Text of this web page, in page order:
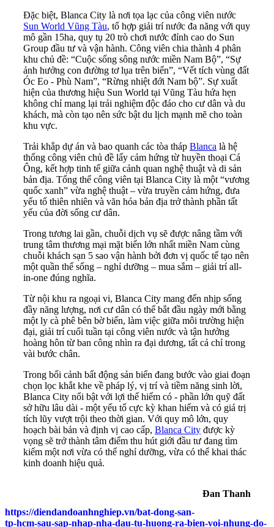
Đặc biệt, Blanca City là nơi tọa lạc của công viên nước
Sun World Vũng Tàu, tổ hợp giải trí nước đa năng với quy
mô gần 15ha, quy tụ 20 trò chơi nước đỉnh cao do Sun
Group đầu tư và vận hành. Công viên chia thành 4 phân
khu chủ đề: “Cuộc sống sông nước miền Nam Bộ”, “Sự
ảnh hưởng con đường tơ lụa trên biển”, “Vết tích vùng đất
Óc Eo - Phù Nam”, “Rừng nhiệt đới Nam bộ”. Sự xuất
hiện của thương hiệu Sun World tại Vũng Tàu hứa hẹn
không chỉ mang lại trải nghiệm độc đáo cho cư dân và du
khách, mà còn tạo nên sức bật du lịch mạnh mẽ cho toàn
khu vực.
Trải khắp dự án và bao quanh các tòa tháp Blanca là hệ
thống công viên chủ đề lấy cảm hứng từ huyền thoại Cá
Ông, kết hợp tinh tế giữa cảnh quan nghệ thuật và di sản
bản địa. Tổng thể công viên tại Blanca City là một “vương
quốc xanh” vừa nghệ thuật – vừa truyền cảm hứng, đưa
yếu tố thiên nhiên và văn hóa bản địa trở thành phần tất
yếu của đời sống cư dân.
Trong tương lai gần, chuỗi dịch vụ sẽ được nâng tầm với
trung tâm thương mại mặt biển lớn nhất miền Nam cùng
chuỗi khách sạn 5 sao vận hành bởi đơn vị quốc tế tạo nên
một quần thể sống – nghỉ dưỡng – mua sắm – giải trí all-
in-one đúng nghĩa.
Từ nội khu ra ngoại vi, Blanca City mang đến nhịp sống
đầy năng lượng, nơi cư dân có thể bắt đầu ngày mới bằng
một ly cà phê bên bờ biển, làm việc giữa môi trường hiện
đại, giải trí cuối tuần tại công viên nước và tận hưởng
hoàng hôn từ ban công nhìn ra đại dương, tất cả chỉ trong
vài bước chân.
Trong bối cảnh bất động sản biển đang bước vào giai đoạn
chọn lọc khắt khe về pháp lý, vị trí và tiềm năng sinh lời,
Blanca City nổi bật với lợi thế hiếm có - phần lớn quỹ đất
sở hữu lâu dài - một yếu tố cực kỳ khan hiếm và có giá trị
tích lũy vượt trội theo thời gian. Với quy mô lớn, quy
hoạch bài bản và định vị cao cấp, Blanca City được kỳ
vọng sẽ trở thành tâm điểm thu hút giới đầu tư đang tìm
kiếm một nơi vừa có thể nghỉ dưỡng, vừa có thể khai thác
kinh doanh hiệu quả.
Đan Thanh
https://diendandoanhnghiep.vn/bat-dong-san-
tp-hcm-sau-sap-nhap-nha-dau-tu-huong-ra-bien-voi-nhung-do-